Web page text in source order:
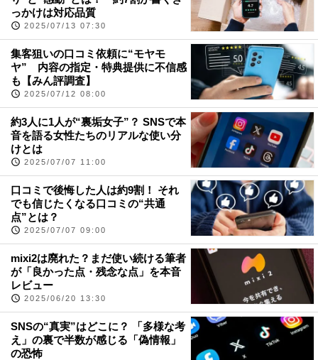
っかけは対応品質
2025/07/13 07:30
集客狙いの口コミ依頼に“モヤモ
ヤ” 内容の指定・特典提供に不信感
も【みん評調査】
2025/07/12 08:00
約3人に1人が“裏垢女子”？ SNSで本
音を語る女性たちのリアルな使い分
けとは
2025/07/07 11:00
口コミで後悔した人は約9割！ それ
でも信じたくなる口コミの“共通
点”とは？
2025/07/07 09:00
mixi2は廃れた？まだ使い続ける筆者
が「良かった点・残念な点」を本音
レビュー
2025/06/20 13:30
SNSの“真実”はどこに？ 「多様な考
え」の裏で半数が感じる「偽情報」
の恐怖